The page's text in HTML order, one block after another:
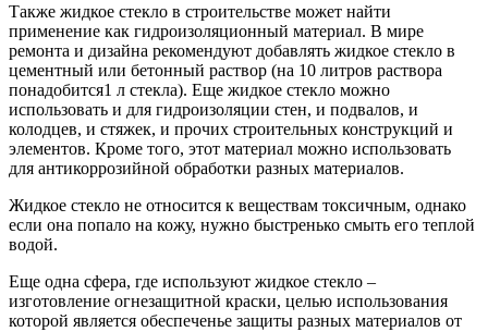
Также жидкое стекло в строительстве может найти
применение как гидроизоляционный материал. В мире
ремонта и дизайна рекомендуют добавлять жидкое стекло в
цементный или бетонный раствор (на 10 литров раствора
понадобится1 л стекла). Еще жидкое стекло можно
использовать и для гидроизоляции стен, и подвалов, и
колодцев, и стяжек, и прочих строительных конструкций и
элементов. Кроме того, этот материал можно использовать
для антикоррозийной обработки разных материалов.
Жидкое стекло не относится к веществам токсичным, однако
если она попало на кожу, нужно быстренько смыть его теплой
водой.
Еще одна сфера, где используют жидкое стекло –
изготовление огнезащитной краски, целью использования
которой является обеспеченье защиты разных материалов от